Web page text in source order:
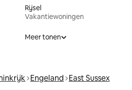
Rijsel
Vakantiewoningen
Meer tonen
Engeland East Sussex